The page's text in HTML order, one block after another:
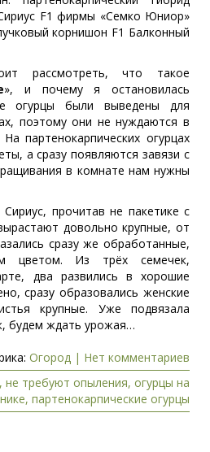
F1 фирмы «Семко Юниор»
корнишон F1 Балконный
рассмотреть, что такое
», и почему я остановилась
огурцы были выведены для
поэтому они не нуждаются в
партенокарпических огурцах
а сразу появляются завязи с
в комнате нам нужны
прочитав не пакетике с
довольно крупные, от
сразу же обработанные,
цветом. Из трёх семечек,
два развились в хорошие
сразу образовались женские
крупные. Уже подвязала
будем ждать урожая…
Огород | Нет комментариев
, не требуют опыления, огурцы на
, партенокарпические огурцы